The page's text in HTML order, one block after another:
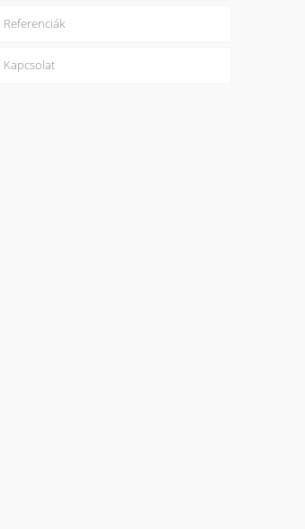
Referenciák
Kapcsolat